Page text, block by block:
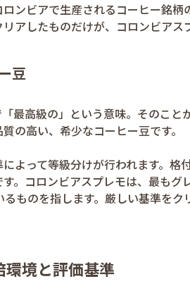
ンビアで生産されるコーヒー銘
アしたものだけが、コロンビア
豆
最高級の」という意味。そのこと
の高い、希少なコーヒー豆です。
よって等級分けが行われます。
。コロンビアスプレモは、最も
ものを指します。厳しい基準を
境と評価基準